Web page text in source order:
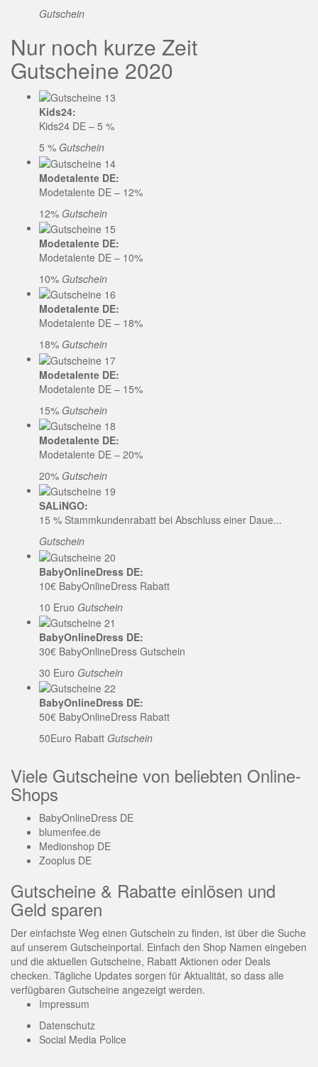
Gutschein
Nur noch kurze Zeit
Gutscheine 2020
Kids24:
Kids24 DE – 5 %
5 % Gutschein
Modetalente DE:
Modetalente DE – 12%
12% Gutschein
Modetalente DE:
Modetalente DE – 10%
10% Gutschein
Modetalente DE:
Modetalente DE – 18%
18% Gutschein
Modetalente DE:
Modetalente DE – 15%
15% Gutschein
Modetalente DE:
Modetalente DE – 20%
20% Gutschein
SALiNGO:
15 % Stammkundenrabatt bei Abschluss einer Daue...
Gutschein
BabyOnlineDress DE:
10€ BabyOnlineDress Rabatt
10 Eruo Gutschein
BabyOnlineDress DE:
30€ BabyOnlineDress Gutschein
30 Euro Gutschein
BabyOnlineDress DE:
50€ BabyOnlineDress Rabatt
50Euro Rabatt Gutschein
Viele Gutscheine von beliebten Online-
Shops
BabyOnlineDress DE
blumenfee.de
Medionshop DE
Zooplus DE
Gutscheine & Rabatte einlösen und
Geld sparen
Der einfachste Weg einen Gutschein zu finden, ist über die Suche
auf unserem Gutscheinportal. Einfach den Shop Namen eingeben
und die aktuellen Gutscheine, Rabatt Aktionen oder Deals
checken. Tägliche Updates sorgen für Aktualität, so dass alle
verfügbaren Gutscheine angezeigt werden.
Impressum
Datenschutz
Social Media Police